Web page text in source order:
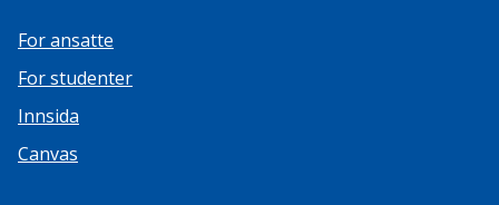
For ansatte
For studenter
Innsida
Canvas